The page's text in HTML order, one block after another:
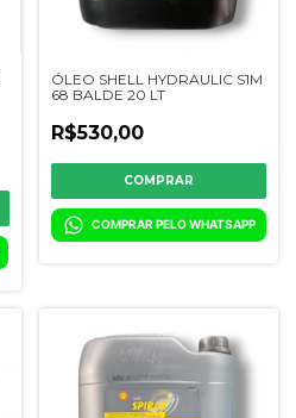
ÓLEO SHELL HYDRAULIC S1M
68 BALDE 20 LT
R$530,00
COMPRAR PELO WHATSAPP